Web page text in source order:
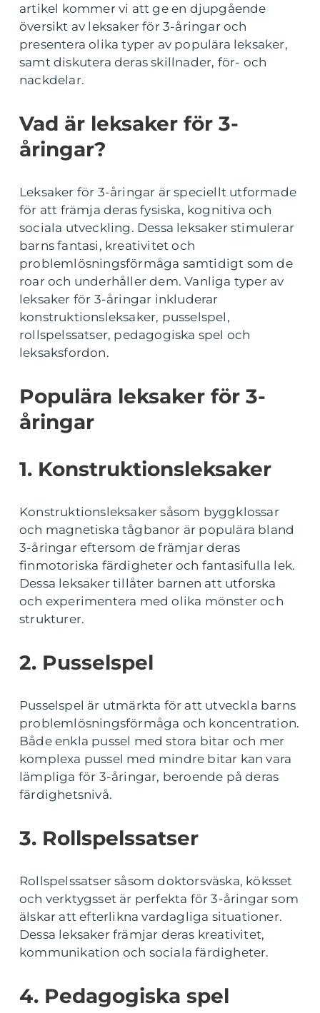
artikel kommer vi att ge en djupgående
översikt av leksaker för 3-åringar och
presentera olika typer av populära leksaker,
samt diskutera deras skillnader, för- och
nackdelar.
Vad är leksaker för 3-
åringar?
Leksaker för 3-åringar är speciellt utformade
för att främja deras fysiska, kognitiva och
sociala utveckling. Dessa leksaker stimulerar
barns fantasi, kreativitet och
problemlösningsförmåga samtidigt som de
roar och underhåller dem. Vanliga typer av
leksaker för 3-åringar inkluderar
konstruktionsleksaker, pusselspel,
rollspelssatser, pedagogiska spel och
leksaksfordon.
Populära leksaker för 3-
åringar
1. Konstruktionsleksaker
Konstruktionsleksaker såsom byggklossar
och magnetiska tågbanor är populära bland
3-åringar eftersom de främjar deras
finmotoriska färdigheter och fantasifulla lek.
Dessa leksaker tillåter barnen att utforska
och experimentera med olika mönster och
strukturer.
2. Pusselspel
Pusselspel är utmärkta för att utveckla barns
problemlösningsförmåga och koncentration.
Både enkla pussel med stora bitar och mer
komplexa pussel med mindre bitar kan vara
lämpliga för 3-åringar, beroende på deras
färdighetsnivå.
3. Rollspelssatser
Rollspelssatser såsom doktorsväska, köksset
och verktygsset är perfekta för 3-åringar som
älskar att efterlikna vardagliga situationer.
Dessa leksaker främjar deras kreativitet,
kommunikation och sociala färdigheter.
4. Pedagogiska spel